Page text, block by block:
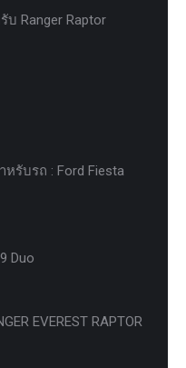
บ Ranger Raptor
รับรถ : Ford Fiesta
Duo
EVEREST RAPTOR